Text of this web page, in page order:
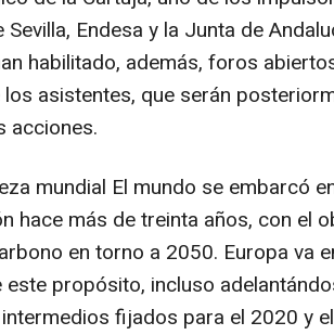
Endesa y la Junta de
habilitado, además, foros
asistentes, que serán
acciones.
mundial El mundo se embarcó
hace más de treinta años, con el
en torno a 2050. Europa va
propósito, incluso
fijados para el 2020 y